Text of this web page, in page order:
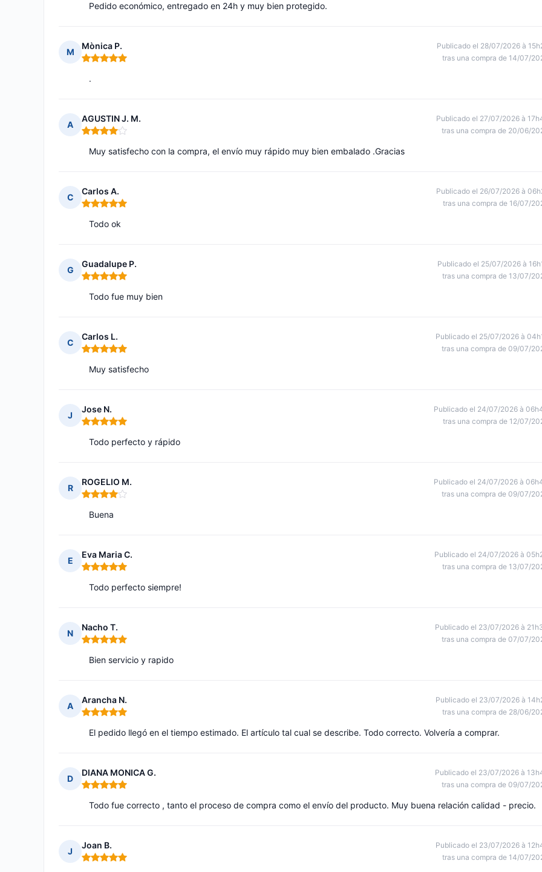
Pedido económico, entregado en 24h y muy bien protegido.
M
Mònica P.
Nota: 5 de 5
Publicado el 28/07/2026 à
tras una compra de 14/07/
.
A
AGUSTIN J. M.
Nota: 4 de 5
Publicado el 27/07/2026 à
tras una compra de 20/06/
Muy satisfecho con la compra, el envío muy rápido muy bien embalado .Gracias
C
Carlos A.
Nota: 5 de 5
Publicado el 26/07/2026 à
tras una compra de 16/07/
Todo ok
G
Guadalupe P.
Nota: 5 de 5
Publicado el 25/07/2026 à
tras una compra de 13/07/
Todo fue muy bien
C
Carlos L.
Nota: 5 de 5
Publicado el 25/07/2026 à
tras una compra de 09/07/
Muy satisfecho
J
Jose N.
Nota: 5 de 5
Publicado el 24/07/2026 à
tras una compra de 12/07/
Todo perfecto y rápido
R
ROGELIO M.
Nota: 4 de 5
Publicado el 24/07/2026 à
tras una compra de 09/07/
Buena
E
Eva Maria C.
Nota: 5 de 5
Publicado el 24/07/2026 à
tras una compra de 13/07/
Todo perfecto siempre!
N
Nacho T.
Nota: 5 de 5
Publicado el 23/07/2026 à
tras una compra de 07/07/
Bien servicio y rapido
A
Arancha N.
Nota: 5 de 5
Publicado el 23/07/2026 à
tras una compra de 28/06/
El pedido llegó en el tiempo estimado. El artículo tal cual se describe. Todo correcto. Volvería a comprar.
D
DIANA MONICA G.
Nota: 5 de 5
Publicado el 23/07/2026 à
tras una compra de 09/07/
Todo fue correcto , tanto el proceso de compra como el envío del producto. Muy buena relación calidad - precio.
J
Joan B.
Nota: 5 de 5
Publicado el 23/07/2026 à
tras una compra de 14/07/